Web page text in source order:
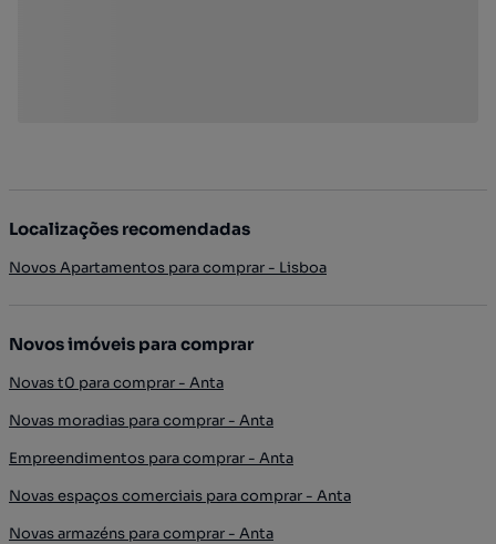
Localizações recomendadas
Novos Apartamentos para comprar - Lisboa
Novos imóveis para comprar
Novas t0 para comprar - Anta
Novas moradias para comprar - Anta
Empreendimentos para comprar - Anta
Novas espaços comerciais para comprar - Anta
Novas armazéns para comprar - Anta